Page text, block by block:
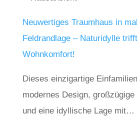
Neuwertiges Traumhaus in
Feldrandlage – Naturidylle
Wohnkomfort!
Dieses einzigartige
modernes Design,
und eine idyllische Lage mit…